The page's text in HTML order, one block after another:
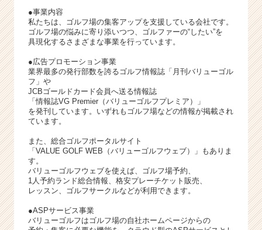
●事業内容
私たちは、ゴルフ場の集客アップを支援している会社です。
ゴルフ場の悩みに寄り添いつつ、ゴルファーの“したい”を
具現化するさまざまな事業を行っています。
●広告プロモーション事業
業界最多の発行部数を誇るゴルフ情報誌「月刊バリューゴル
フ」や
JCBゴールドカード会員へ送る情報誌
「情報誌VG Premier（バリューゴルフプレミア）」
を発刊しています。いずれもゴルフ場などの情報が掲載され
ています。
また、総合ゴルフポータルサイト
「VALUE GOLF WEB（バリューゴルフウェブ）」もありま
す。
バリューゴルフウェブを使えば、ゴルフ場予約、
1人予約ランド総合情報、格安プレーチケット販売、
レッスン、ゴルフサークルなどが利用できます。
●ASPサービス事業
バリューゴルフはゴルフ場の自社ホームページからの